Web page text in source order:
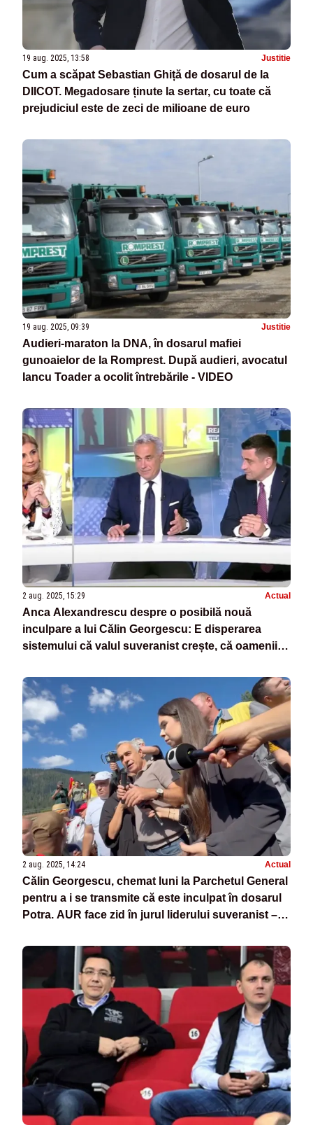
19 aug. 2025, 13:58 Justitie
Cum a scăpat Sebastian Ghiță de dosarul de la
DIICOT. Megadosare ținute la sertar, cu toate că
prejudiciul este de zeci de milioane de euro
19 aug. 2025, 09:39 Justitie
Audieri-maraton la DNA, în dosarul mafiei
gunoaielor de la Romprest. După audieri, avocatul
Iancu Toader a ocolit întrebările - VIDEO
2 aug. 2025, 15:29 Actual
Anca Alexandrescu despre o posibilă nouă
inculpare a lui Călin Georgescu: E disperarea
sistemului că valul suveranist crește, că oamenii
2 aug. 2025, 14:24 Actual
Călin Georgescu, chemat luni la Parchetul General
pentru a i se transmite că este inculpat în dosarul
Potra. AUR face zid în jurul liderului suveranist –